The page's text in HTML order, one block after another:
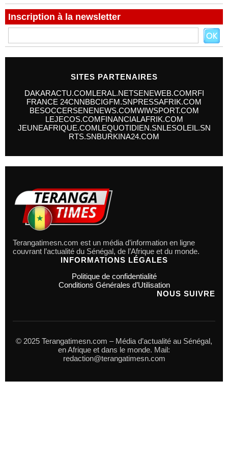
Inscription à la newsletter
SITES PARTENAIRES
DAKARACTU.COMLERAL.NETSENEWEB.COMRFI
FRANCE 24CNNBBCIGFM.SNPRESSAFRIK.COM
BESOCCERSENENEWS.COMWIWSPORT.COM
LEJECOS.COMFINANCIALAFRIK.COM
JEUNEAFRIQUE.COMLEQUOTIDIEN.SNLESOLEIL.SN
RTS.SNBURKINA24.COM
Terangatimesn.com est un média d’information en ligne
couvrant l’actualité du Sénégal, de l’Afrique et du monde.
INFORMATIONS LÉGALES
Politique de confidentialité
Conditions Générales d’Utilisation
NOUS SUIVRE
© 2025 Terangatimesn.com – Média d’actualité au Sénégal,
en Afrique et dans le monde. Mail:
redaction@terangatimesn.com